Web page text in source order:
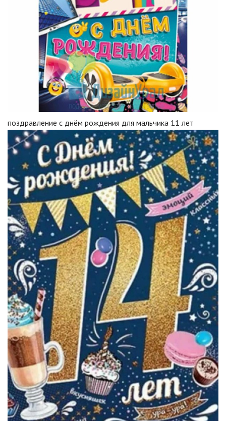
поздравление с днём рождения для мальчика 11 лет